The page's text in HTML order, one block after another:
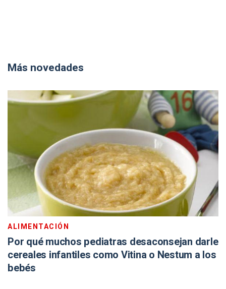
Más novedades
ALIMENTACIÓN
Por qué muchos pediatras desaconsejan darle
cereales infantiles como Vitina o Nestum a los
bebés